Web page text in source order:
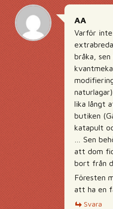
AA
Varför
bråka,
lika långt
butiken
katapult
… Sen
att dom
bort från
Föresten
att ha en
Svara